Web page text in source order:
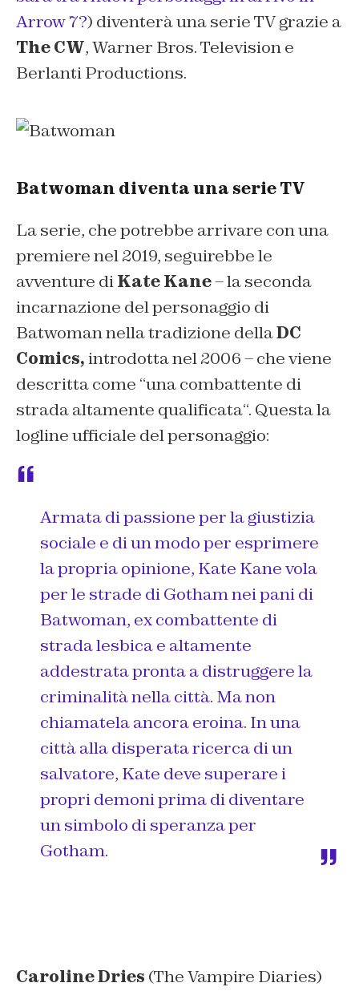
Arrow 7?) diventerà una serie TV grazie a
The CW, Warner Bros. Television e
Berlanti Productions.
Batwoman diventa una serie TV
La serie, che potrebbe arrivare con una
premiere nel 2019, seguirebbe le
avventure diKate Kane– la seconda
incarnazione del personaggio di
Batwoman nella tradizione dellaDC
Comics,introdotta nel 2006 – che viene
descritta come “una combattente di
strada altamente qualificata“. Questa la
logline ufficiale del personaggio:
Armata di passione per la giustizia
sociale e di un modo per esprimere
la propria opinione, Kate Kane vola
per le strade di Gotham nei pani di
Batwoman, ex combattente di
strada lesbica e altamente
addestrata pronta a distruggere la
criminalità nella città. Ma non
chiamatela ancora eroina. In una
città alla disperata ricerca di un
salvatore, Kate deve superare i
propri demoni prima di diventare
un simbolo di speranza per
Gotham.
Caroline Dries (The Vampire Diaries)